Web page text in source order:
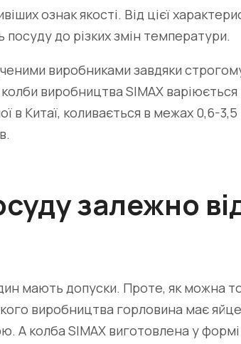
ознак якості. Від цієї
посуду до різких змін температури.
виробниками завдяки
виробництва SIMAX варіюється
в Китаї, коливається в межах 0,6-
залежно
мають допуски. Проте, як можна
виробництва горловина має
А колба SIMAX виготовлена у